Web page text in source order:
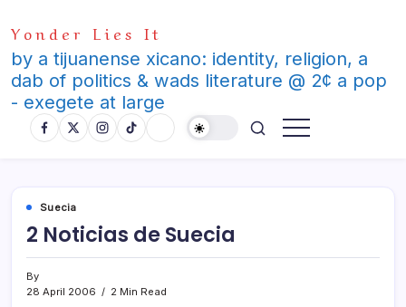
to
content
Yonder Lies It
by a tijuanense xicano: identity, religion, a
dab of politics & wads literature @ 2¢ a pop
- exegete at large
Suecia
2 Noticias de Suecia
By
28 April 2006
2 Min Read